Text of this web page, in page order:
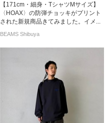
【171cm・細身・TシャツMサイズ】
〈HOAX〉の防弾チョッキがプリント
された新規商品きてみました。イメ...
BEAMS Shibuya